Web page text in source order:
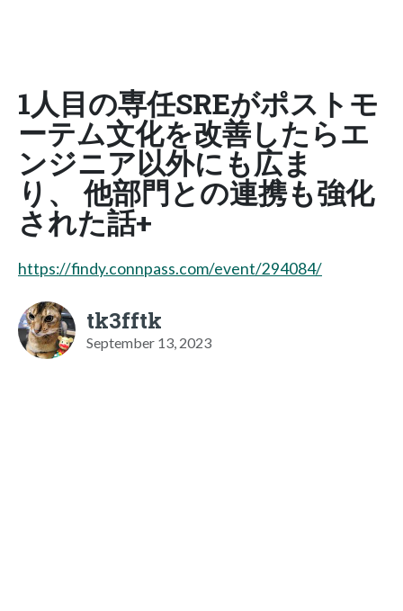
1人目の専任SREがポストモ
ーテム文化を改善したらエ
ンジニア以外にも広ま
り、 他部門との連携も強化
された話+
https://findy.connpass.com/event/294084/
tk3fftk
September 13, 2023